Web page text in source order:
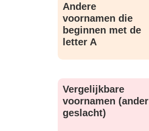
Andere
voornamen die
beginnen met de
letter A
Vergelijkbare
voornamen (ander
geslacht)